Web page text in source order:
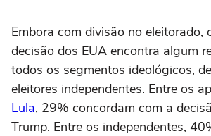
Embora com divisão no eleitorado,
decisão dos EUA encontra algum
todos os segmentos ideológicos,
eleitores independentes. Entre os
Lula, 29% concordam com a
Trump. Entre os independentes,